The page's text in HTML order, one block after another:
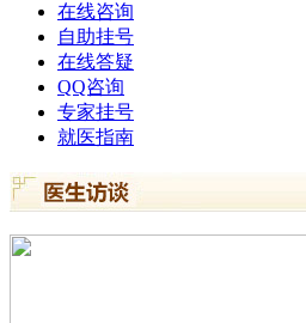
在线咨询
自助挂号
在线答疑
QQ咨询
专家挂号
就医指南